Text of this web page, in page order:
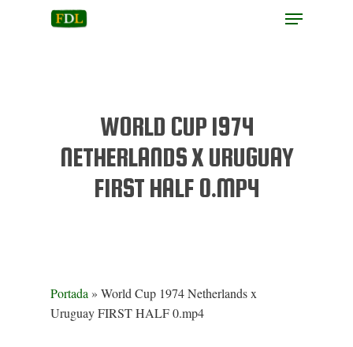
WORLD CUP 1974
NETHERLANDS X URUGUAY
FIRST HALF 0.MP4
Portada » World Cup 1974 Netherlands x
Uruguay FIRST HALF 0.mp4